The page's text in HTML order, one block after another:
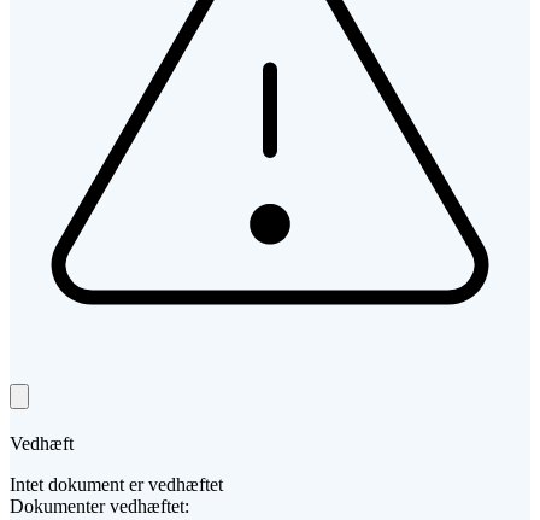
Vedhæft
Intet dokument er vedhæftet
Dokumenter vedhæftet: